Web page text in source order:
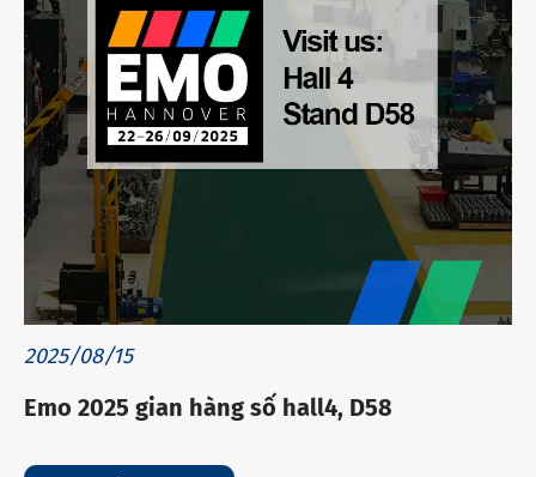
2025/08/15
Emo 2025 gian hàng số hall4, D58